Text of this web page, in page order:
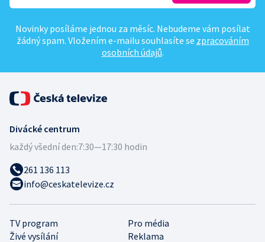
Novinky posíláme jednou za měsíc. Nebudeme vám posílat
žádný spam. Vložením e-mailu souhlasíte se zpracováním
osobních údajů.